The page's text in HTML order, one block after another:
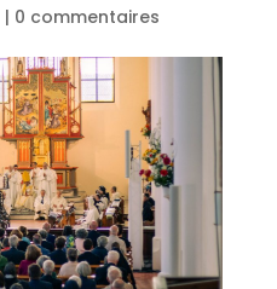
| 0 commentaires